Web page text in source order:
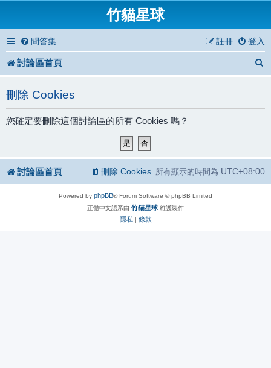
竹貓星球
問答集 登入
註冊
討論區首頁
刪除 Cookies
您確定要刪除這個討論區的所有 Cookies 嗎？
討論區首頁 所有顯示的時間為 UTC+08:00
刪除 Cookies
Powered by phpBB® Forum Software © phpBB Limited
正體中文語系由 竹貓星球 維護製作
隱私 | 條款